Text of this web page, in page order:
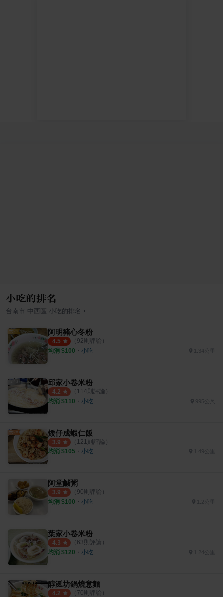
小吃的排名
台南市 中西區 小吃 的排名 ›
阿明豬心冬粉
4.5 （ 92則評論）
均消 $100 ・ 小吃 1.34公里
邱家小卷米粉
4.2 （ 114則評論）
均消 $110 ・ 小吃 995公尺
矮仔成蝦仁飯
3.9 （ 121則評論）
均消 $105 ・ 小吃 1.49公里
阿堂鹹粥
3.9 （ 90則評論）
均消 $100 ・ 小吃 1.2公里
葉家小卷米粉
4.3 （ 63則評論）
均消 $120 ・ 小吃 1.24公里
醇涎坊鍋燒意麵
4.2 （ 70則評論）